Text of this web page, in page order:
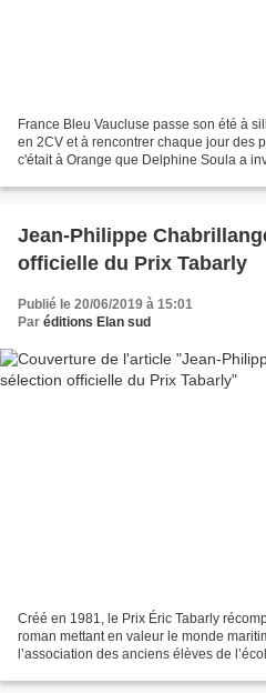
France Bleu Vaucluse passe son été à
en 2CV et à rencontrer chaque jour des
c'était à Orange que Delphine Soula a
Jean-Philippe
officielle du Prix Tabarly
Publié le 20/06/2019 à 15:01
Par éditions Elan sud
Créé en 1981, le Prix Éric Tabarly
roman mettant en valeur le monde
l’association des anciens élèves de